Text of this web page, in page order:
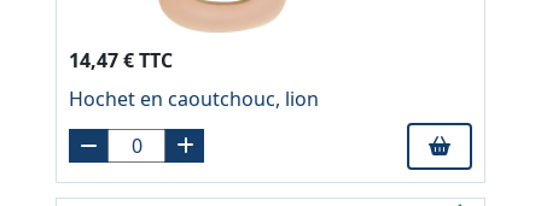
14,47 € TTC
Hochet en caoutchouc, lion